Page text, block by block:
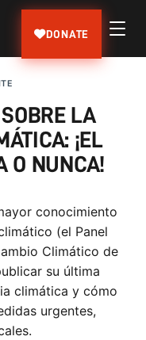
DONATE
LA
¡EL
O NUNCA!
conocimiento
(el Panel
Climático de
su última
climática y cómo
urgentes,